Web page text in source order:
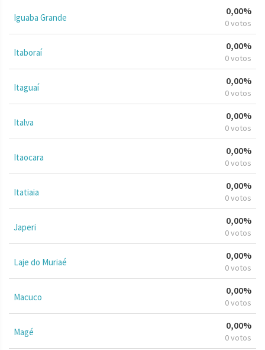
Iguaba Grande
0,00%
0 votos
Itaboraí
0,00%
0 votos
Itaguaí
0,00%
0 votos
Italva
0,00%
0 votos
Itaocara
0,00%
0 votos
Itatiaia
0,00%
0 votos
Japeri
0,00%
0 votos
Laje do Muriaé
0,00%
0 votos
Macuco
0,00%
0 votos
Magé
0,00%
0 votos